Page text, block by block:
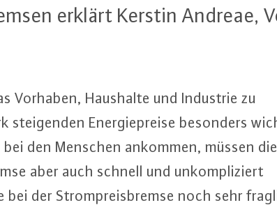
erklärt Kerstin Andreae,
Vorhaben, Haushalte und Industrie zu
stei­gen­den En­er­gie­prei­se besonders
den Menschen ankommen, müssen die
aber auch schnell und un­kom­pli­ziert
bei der Strom­preis­brem­se noch sehr